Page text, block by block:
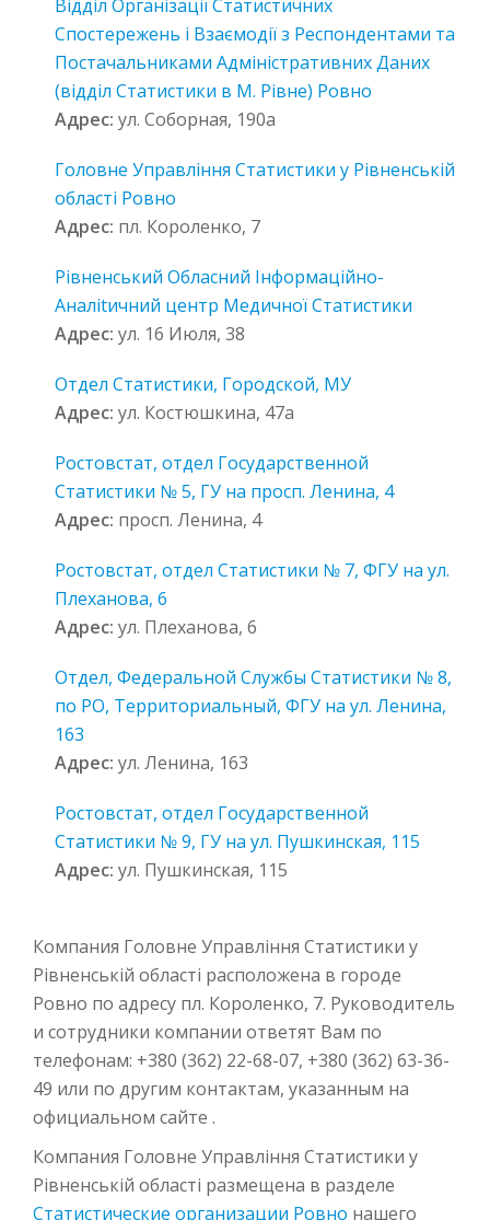
Відділ Організації Статистичних
Спостережень і Взаємодії з Респондентами та
Постачальниками Адміністративних Даних
(відділ Статистики в М. Рівне) Ровно
Адрес: ул. Соборная, 190а
Головне Управління Статистики у Рівненській
області Ровно
Адрес: пл. Короленко, 7
Рівненський Обласний Інформаційно-
Аналitичний центр Медичної Статистики
Адрес: ул. 16 Июля, 38
Отдел Статистики, Городской, МУ
Адрес: ул. Костюшкина, 47а
Ростовстат, отдел Государственной
Статистики № 5, ГУ на просп. Ленина, 4
Адрес: просп. Ленина, 4
Ростовстат, отдел Статистики № 7, ФГУ на ул.
Плеханова, 6
Адрес: ул. Плеханова, 6
Отдел, Федеральной Службы Статистики № 8,
по РО, Территориальный, ФГУ на ул. Ленина,
163
Адрес: ул. Ленина, 163
Ростовстат, отдел Государственной
Статистики № 9, ГУ на ул. Пушкинская, 115
Адрес: ул. Пушкинская, 115
Компания Головне Управління Статистики у
Рівненській області расположена в городе
Ровно по адресу пл. Короленко, 7. Руководитель
и сотрудники компании ответят Вам по
телефонам: +380 (362) 22-68-07, +380 (362) 63-36-
49 или по другим контактам, указанным на
официальном сайте .
Компания Головне Управління Статистики у
Рівненській області размещена в разделе
Статистические организации Ровно нашего